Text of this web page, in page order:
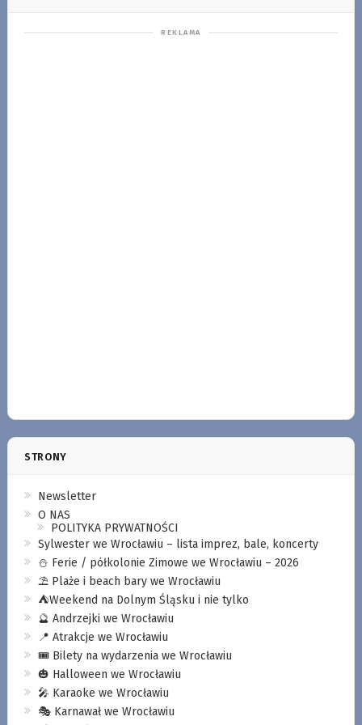
STRONY
Newsletter
O NAS
POLITYKA PRYWATNOŚCI
Sylwester we Wrocławiu – lista imprez, bale, koncerty
⛄️ Ferie / półkolonie Zimowe we Wrocławiu – 2026
⛱️ Plaże i beach bary we Wrocławiu
⛺️Weekend na Dolnym Śląsku i nie tylko
🔮 Andrzejki we Wrocławiu
📍 Atrakcje we Wrocławiu
🎟️ Bilety na wydarzenia we Wrocławiu
🎃 Halloween we Wrocławiu
🎤 Karaoke we Wrocławiu
🎭 Karnawał we Wrocławiu